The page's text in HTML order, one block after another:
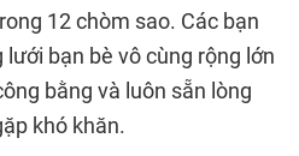
12 chòm sao. Các bạn
bạn bè vô cùng rộng lớn
bằng và luôn sẵn lòng
khó khăn.